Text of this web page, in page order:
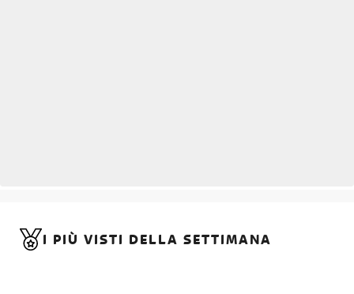
I PIÙ VISTI DELLA SETTIMANA